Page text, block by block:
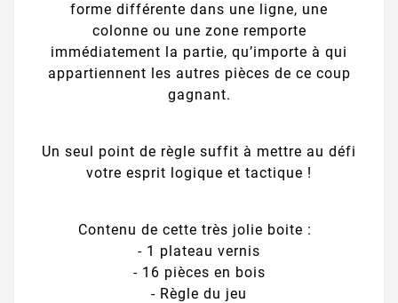
forme différente dans une ligne, une
colonne ou une zone remporte
immédiatement la partie, qu’importe à qui
appartiennent les autres pièces de ce coup
gagnant.
Un seul point de règle suffit à mettre au défi
votre esprit logique et tactique !
Contenu de cette très jolie boite :
- 1 plateau vernis
- 16 pièces en bois
- Règle du jeu